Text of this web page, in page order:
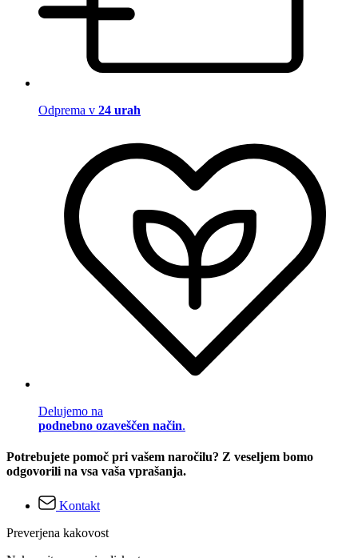
Odprema v 24 urah
Delujemo na
podnebno ozaveščen način.
Potrebujete pomoč pri vašem naročilu? Z veseljem bomo
odgovorili na vsa vaša vprašanja.
Kontakt
Preverjena kakovost